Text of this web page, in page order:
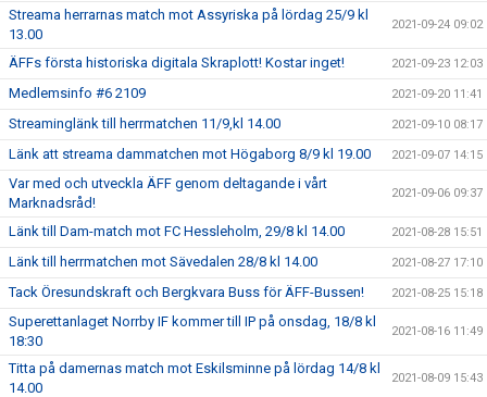
Streama herrarnas match mot Assyriska på lördag 25/9 kl
13.00
2021-09-24 09:02
ÄFFs första historiska digitala Skraplott! Kostar inget! 2021-09-23 12:03
Medlemsinfo #6 2109 2021-09-20 11:41
Streaminglänk till herrmatchen 11/9,kl 14.00 2021-09-10 08:17
Länk att streama dammatchen mot Högaborg 8/9 kl 19.00 2021-09-07 14:15
Var med och utveckla ÄFF genom deltagande i vårt
Marknadsråd!
2021-09-06 09:37
Länk till Dam-match mot FC Hessleholm, 29/8 kl 14.00 2021-08-28 15:51
Länk till herrmatchen mot Sävedalen 28/8 kl 14.00 2021-08-27 17:10
Tack Öresundskraft och Bergkvara Buss för ÄFF-Bussen! 2021-08-25 15:18
Superettanlaget Norrby IF kommer till IP på onsdag, 18/8 kl
18:30
2021-08-16 11:49
Titta på damernas match mot Eskilsminne på lördag 14/8 kl
14.00
2021-08-09 15:43